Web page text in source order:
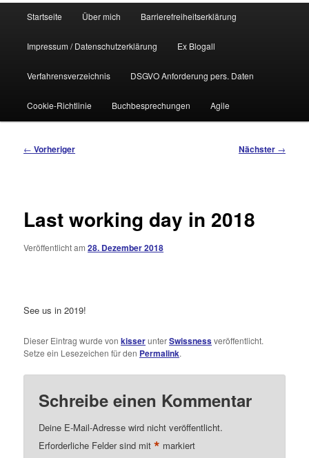
Startseite Über mich Barrierefreiheitserklärung
Impressum / Datenschutzerklärung Ex Blogall
Verfahrensverzeichnis DSGVO Anforderung pers. Daten
Cookie-Richtlinie Buchbesprechungen Agile
Beitragsnavigation
← Vorheriger Nächster →
Last working day in 2018
Veröffentlicht am28. Dezember 2018
See us in 2019!
Dieser Eintrag wurde vonkisserunterSwissnessveröffentlicht.
Setze ein Lesezeichen für den Permalink.
Schreibe einen Kommentar
Deine E-Mail-Adresse wird nicht veröffentlicht.
Erforderliche Felder sind mit* markiert